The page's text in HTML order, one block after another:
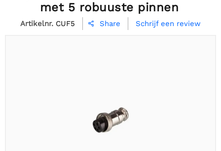
met 5 robuuste pinnen
Artikelnr. CUF5  Share Schrijf een review